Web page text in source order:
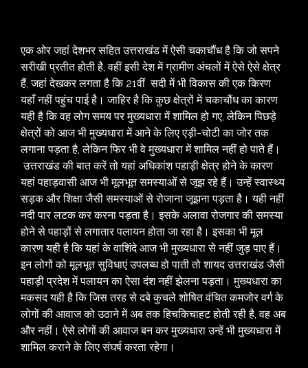
एक ओर जहां देशभर सहित उत्तराखंड में ऐसी चकाचौंध है कि जो सपने
सरीखी प्रतीत होती है, वहीं इसी देश में ग्रामीण अंचलों में ऐसे ऐसे क्षेत्र
हैं, जहां देखकर लगता है कि 21वीं सदी में भी विकास की एक किरण
यहाँ नहीं पहुंच पाई है। जाहिर है कि कुछ क्षेत्रों में चकाचौंध का कारण
यही है कि वह लोग समय पर मुख्यधारा में शामिल हो गए, लेकिन पिछड़े
क्षेत्रों को आज भी मुख्यधारा में आने के लिए एड़ी-चोटी का जोर तक
लगाना पड़ता है, लेकिन फिर भी वे मुख्यधारा में शामिल नहीं हो पाते हैं।
उत्तराखंड की बात करें तो यहां अधिकांश पहाड़ी क्षेत्र होने के कारण
यहां पहाड़वासी आज भी मूलभूत समस्याओं से जूझ रहे हैं। उन्हें स्वास्थ्य
सड़क और शिक्षा जैसी समस्याओं से रोजाना जूझना पड़ता है। यही नहीं
नदी पार लटक कर करना पड़ता है। इसके अलावा रोजगार की समस्या
होने से पहाड़ों से लगातार पलायन होता जा रहा है। इसका भी मूल
कारण यही है कि यहां के वाशिंदे आज भी मुख्यधारा से नहीं जुड़ पाए हैं।
इन लोगों को मूलभूत सुविधाएं उपलब्ध हो पाती तो शायद उत्तराखंड जैसी
पहाड़ी प्रदेश में पलायन का ऐसा दंश नहीं झेलना पड़ता। मुख्यधारा का
मकसद यही है कि जिस तरह से दबे कुचले शोषित वंचित कमजोर वर्ग के
लोगों की आवाज को उठाने में अब तक हिचकिचाहट होती रही है, वह अब
और नहीं। ऐसे लोगों की आवाज बन कर मुख्यधारा उन्हें भी मुख्यधारा में
शामिल कराने के लिए संघर्ष करता रहेगा।